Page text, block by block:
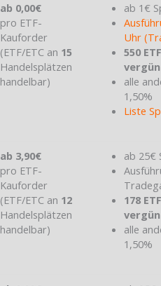
ab 0,00€
pro ETF-
Kauforder
(ETF/ETC an 15
Handelsplätzen
handelbar)
ab 1€
Uhr
550
alle
1,50%
Liste
ab 3,90€
pro ETF-
Kauforder
(ETF/ETC an 12
Handelsplätzen
handelbar)
ab 25€
178
alle
1,50%